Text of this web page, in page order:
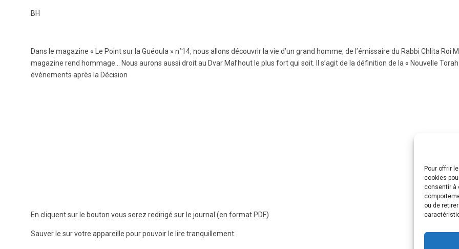
Pour offrir
cookies
consentir à
ou de
BH
Dans le magazine « Le Point sur la Guéoula » n°14, nous allons découvrir la vie d’un grand homme, de l’émissaire du Rabbi Chlita Roi
magazine rend hommage… Nous aurons aussi droit au Dvar Mal’hout le plus fort qui soit. Il s’agit de la définition de la « Nouvelle
événements après la Décision
En cliquent sur le bouton vous serez redirigé sur le journal (en format PDF)
Sauver le sur votre appareille pour pouvoir le lire tranquillement.